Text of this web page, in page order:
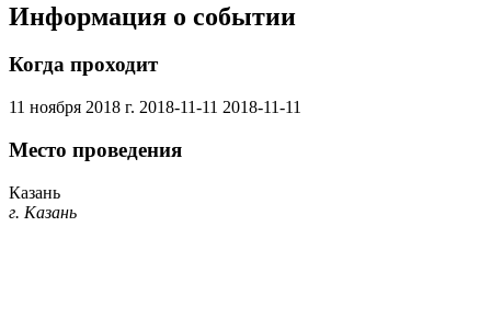
Информация о событии
Когда проходит
11 ноября 2018 г. 2018-11-11 2018-11-11
Место проведения
Казань
г. Казань